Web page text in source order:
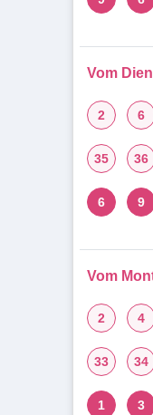
Vom
2 6
35 36
6 9
Vom
2 4
33 34
1 3